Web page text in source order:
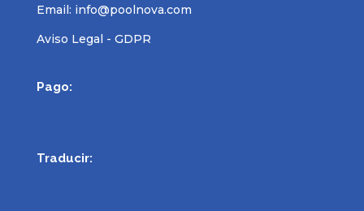
Email: info@poolnova.com
Aviso Legal - GDPR
Pago:
Traducir: